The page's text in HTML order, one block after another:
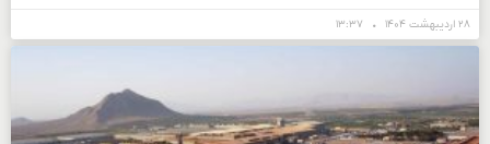
۲۸ اردیبهشت ۱۴۰۴